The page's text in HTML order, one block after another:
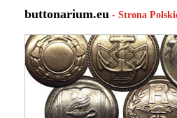
buttonarium.eu - Strona